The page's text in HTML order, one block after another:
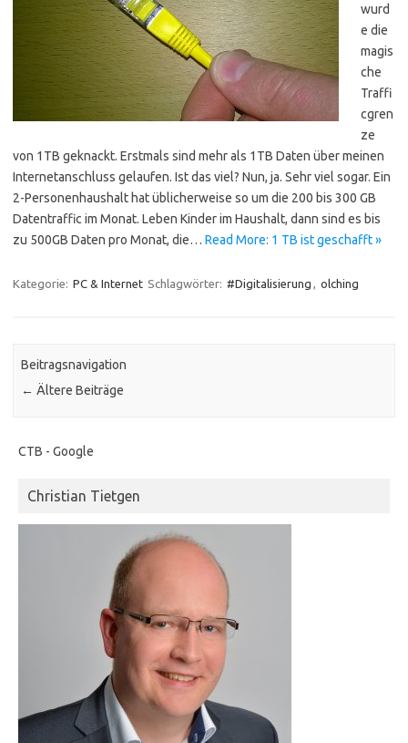
wurd
e die
magis
che
Traffi
cgren
ze
von 1TB geknackt. Erstmals sind mehr als 1TB Daten über meinen
Internetanschluss gelaufen. Ist das viel? Nun, ja. Sehr viel sogar. Ein
2-Personenhaushalt hat üblicherweise so um die 200 bis 300 GB
Datentraffic im Monat. Leben Kinder im Haushalt, dann sind es bis
zu 500GB Daten pro Monat, die… Read More: 1 TB ist geschafft »
Kategorie: PC & Internet Schlagwörter: #Digitalisierung olching
Beitragsnavigation
← Ältere Beiträge
CTB - Google
Christian Tietgen